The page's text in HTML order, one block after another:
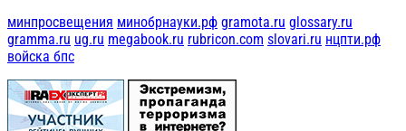
минпросвещения минобрнауки.рф gramota.ru glossary.ru
gramma.ru ug.ru megabook.ru rubricon.com slovari.ru нцпти.рф
войска бпс